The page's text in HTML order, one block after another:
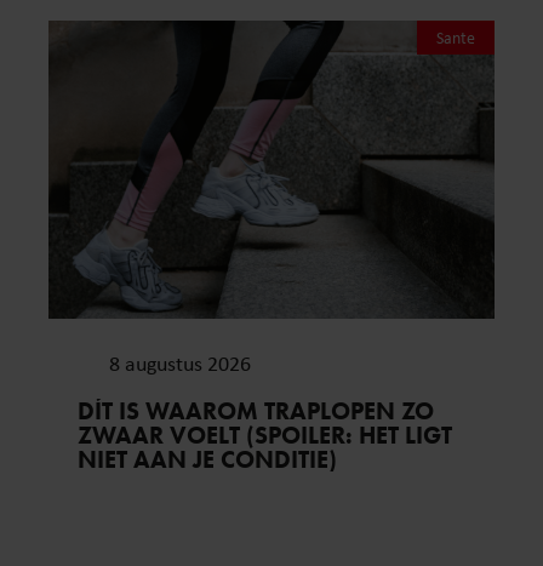
Sante
8 augustus 2026
DÍT IS WAAROM TRAPLOPEN ZO
ZWAAR VOELT (SPOILER: HET LIGT
NIET AAN JE CONDITIE)